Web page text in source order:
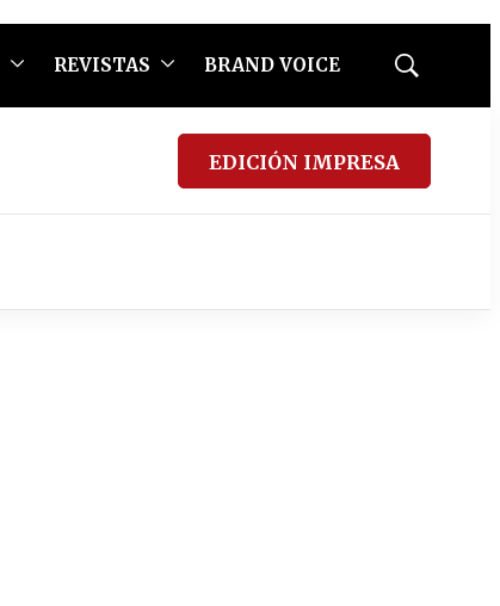
REVISTAS BRAND VOICE
Mostrar
EDICIÓN IMPRESA